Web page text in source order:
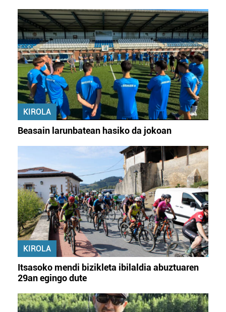
KIROLA
Beasain larunbatean hasiko da jokoan
KIROLA
Itsasoko mendi bizikleta ibilaldia abuztuaren
29an egingo dute